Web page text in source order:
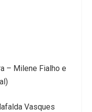
– Milene Fialho e
Vasques